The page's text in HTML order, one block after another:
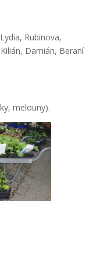
Rubinova,
Damián, Beraní
melouny).